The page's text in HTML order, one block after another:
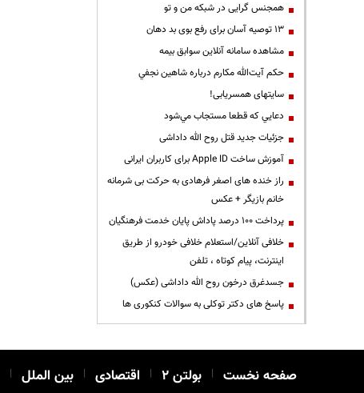
همجنس گرایی در شبکه من و تو
13 توصیه آسان برای رفع بوی بد دهان
مشاهده سامانه آنلاين سوابق بیمه
حكم آيت‌الله مكارم درباره شاهين نجفي
سایتهای همسریابی!
دعايي كه قطعا مستجاب مي‌شود
جزئیات جدید قتل روح الله داداشی
آموزش ساخت Apple ID برای کاربران ایرانی
راز خنده های اصغر فرهادی به حرکت بی شرمانه
خانم بازیگر + عکس
پرداخت ۱۰۰ درصد پاداش پایان خدمت فرهنگیان
خلافی آنلاین/استعلام خلافی خودرو از طریق
اینترنت، پیام کوتاه ، تلفن
جسدغرق درخون روح الله داداشی (عکس)
پاسخ های دکتر توکلی به سوالات کنکوری ها
صفحه نخست | بولتن ۲ | اقتصادی | بین الملل |